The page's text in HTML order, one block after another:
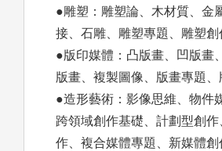
●雕塑：雕塑論、木材質、金
接、石雕、雕塑專題、雕塑創
●版印媒體：凸版畫、凹版畫
版畫、複製圖像、版畫專題
●造形藝術：影像思維、物件
跨領域創作基礎、計劃型創作
作、複合媒體專題、新媒體創